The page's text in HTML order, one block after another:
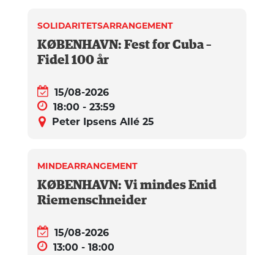
SOLIDARITETSARRANGEMENT
KØBENHAVN: Fest for Cuba –
Fidel 100 år
15/08-2026
18:00 - 23:59
Peter Ipsens Allé 25
MINDEARRANGEMENT
KØBENHAVN: Vi mindes Enid
Riemenschneider
15/08-2026
13:00 - 18:00